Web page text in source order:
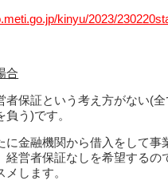
kinyu/2023/
合
者保証という考え方がない(
う)です。
に金融機関から借入をして事
経営者保証なしを希望するの
します。